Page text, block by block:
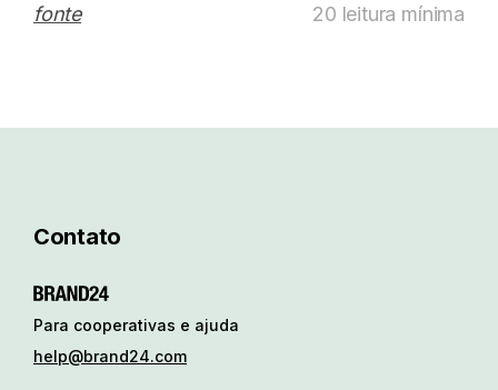
fonte
20 leitura mínima
Contato
Para cooperativas e ajuda
help@brand24.com